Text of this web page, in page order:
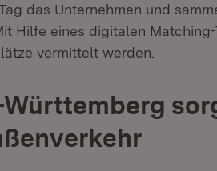
das Unternehmen und
Hilfe eines digitalen
vermittelt werden.
Württemberg